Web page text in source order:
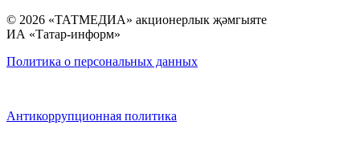
© 2026 «ТАТМЕДИА» акционерлык җәмгыяте
ИА «Татар-информ»
Политика о персональных данных
Антикоррупционная политика